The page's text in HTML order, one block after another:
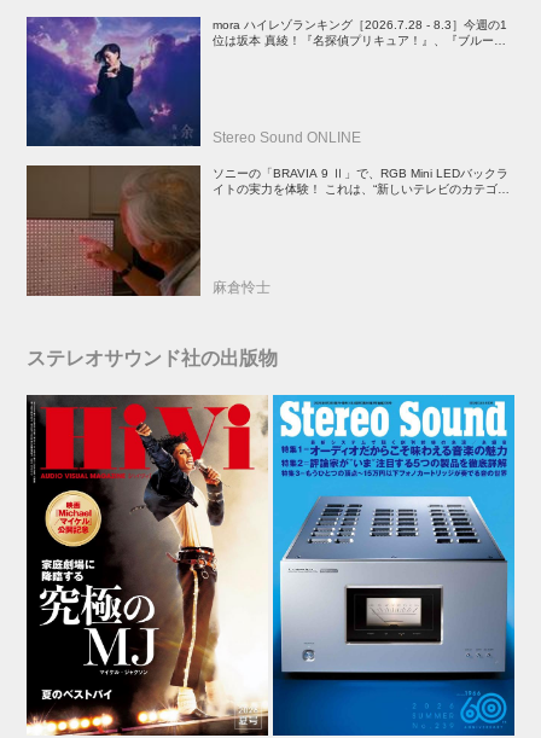
mora ハイレゾランキング［2026.7.28 - 8.3］今週の1
位は坂本 真綾！『名探偵プリキュア！』、『ブルーア
Stereo Sound ONLINE
ソニーの「BRAVIA 9 Ⅱ」で、RGB Mini LEDバックラ
イトの実力を体験！ これは、“新しいテレビのカテゴリ
麻倉怜士
ステレオサウンド社の出版物